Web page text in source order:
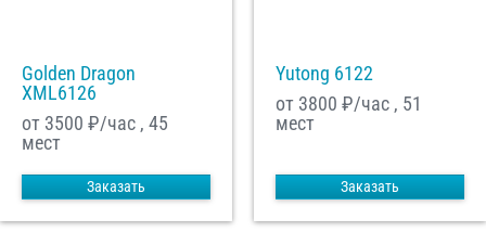
Golden Dragon
XML6126
от 3500 ₽/час , 45
мест
Заказать
Yutong 6122
от 3800 ₽/час , 51
мест
Заказать